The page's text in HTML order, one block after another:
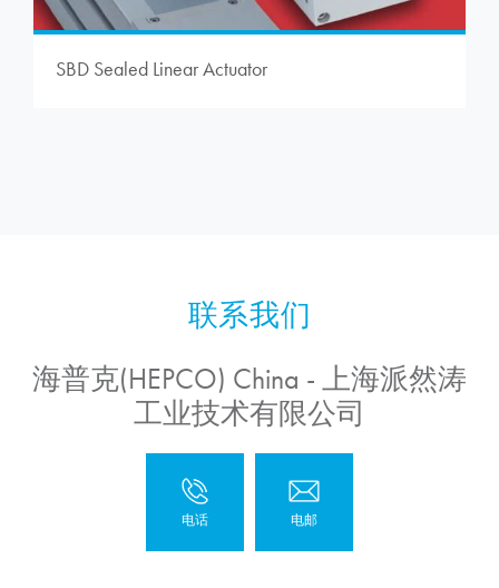
SBD Sealed Linear Actuator
海普克(HEPCO) China - 上海派然涛
工业技术有限公司